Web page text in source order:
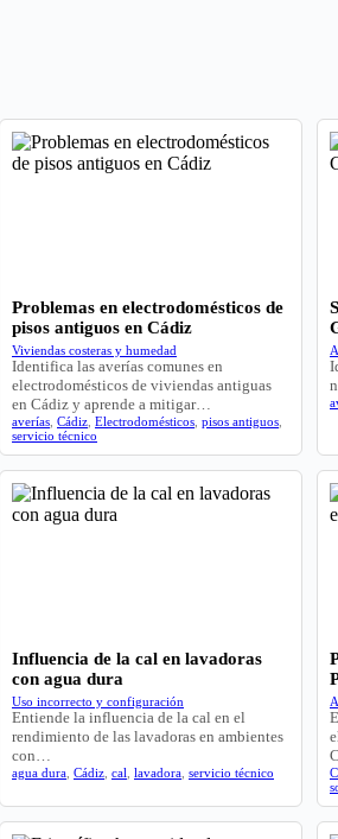
Problemas en electrodomésticos de
pisos antiguos en Cádiz
Viviendas costeras y humedad
Identifica las averías comunes en
electrodomésticos de viviendas antiguas
en Cádiz y aprende a mitigar…
averías Cádiz Electrodomésticos pisos antiguos
servicio técnico
Influencia de la cal en lavadoras
con agua dura
Uso incorrecto y configuración
Entiende la influencia de la cal en el
rendimiento de las lavadoras en ambientes
con…
agua dura Cádiz cal lavadora servicio técnico